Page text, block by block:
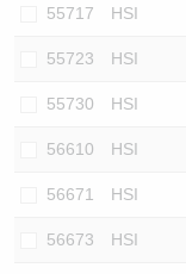
55717 HSI
55723 HSI
55730 HSI
56610 HSI
56671 HSI
56673 HSI